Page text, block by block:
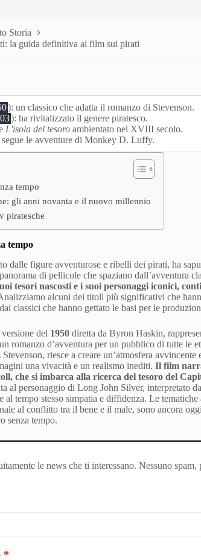
Storia
la guida definitiva ai film sui pirati
): un classico che adatta il romanzo di Stevenson.
): ha rivitalizzato il genere piratesco.
L'isola del tesoro ambientato nel XVIII secolo.
segue le avventure di Monkey D. Luffy.
tempo
gli anni novanta e il nuovo millennio
piratesche
tempo
dalle figure avventurose e ribelli dei pirati, ha
di pellicole che spaziano dall’avventura
tesori nascosti e i suoi personaggi iconici,
alcuni dei titoli più significativi che
classici che hanno gettato le basi per le
del 1950 diretta da Byron Haskin,
romanzo d’avventura per un pubblico di tutte le
riesce a creare un’atmosfera
una vivacità e un realismo inediti.Il film
che si imbarca alla ricerca del tesoro del
al personaggio di Long John Silver, interpretato
al tempo stesso simpatia e diffidenza. Le
al conflitto tra il bene e il male, sono ancora
senza tempo.
le news che ti interessano. Nessuno